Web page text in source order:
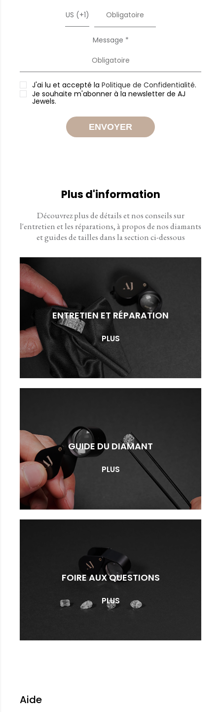
US (+1)
Message *
J'ai lu et accepté la Politique de Confidentialité.
Je souhaite m'abonner à la newsletter de AJ
Jewels.
ENVOYER
Plus d'information
Découvrez plus de détails et nos conseils sur
l'entretien et les réparations, à propos de nos diamants
et guides de tailles dans la section ci-dessous
ENTRETIEN ET RÉPARATION
PLUS
GUIDE DU DIAMANT
PLUS
FOIRE AUX QUESTIONS
PLUS
Aide